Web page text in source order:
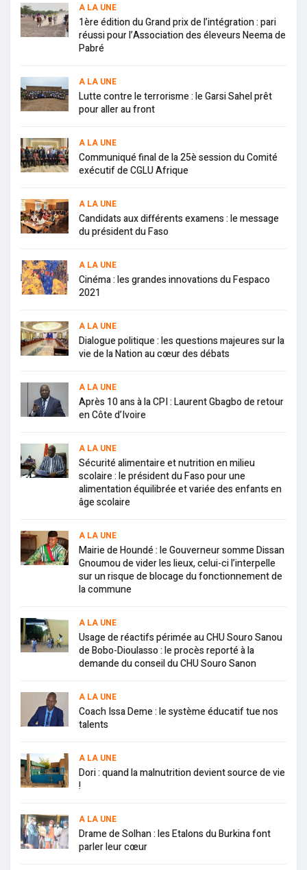
A LA UNE
1ère édition du Grand prix de l’intégration : pari
réussi pour l’Association des éleveurs Neema de
Pabré
A LA UNE
Lutte contre le terrorisme : le Garsi Sahel prêt
pour aller au front
A LA UNE
Communiqué final de la 25è session du Comité
exécutif de CGLU Afrique
A LA UNE
Candidats aux différents examens : le message
du président du Faso
A LA UNE
Cinéma : les grandes innovations du Fespaco
2021
A LA UNE
Dialogue politique : les questions majeures sur la
vie de la Nation au cœur des débats
A LA UNE
Après 10 ans à la CPI : Laurent Gbagbo de retour
en Côte d’Ivoire
A LA UNE
Sécurité alimentaire et nutrition en milieu
scolaire : le président du Faso pour une
alimentation équilibrée et variée des enfants en
âge scolaire
A LA UNE
Mairie de Houndé : le Gouverneur somme Dissan
Gnoumou de vider les lieux, celui-ci l’interpelle
sur un risque de blocage du fonctionnement de
la commune
A LA UNE
Usage de réactifs périmée au CHU Souro Sanou
de Bobo-Dioulasso : le procès reporté à la
demande du conseil du CHU Souro Sanon
A LA UNE
Coach Issa Deme : le système éducatif tue nos
talents
A LA UNE
Dori : quand la malnutrition devient source de vie
!
A LA UNE
Drame de Solhan : les Etalons du Burkina font
parler leur cœur